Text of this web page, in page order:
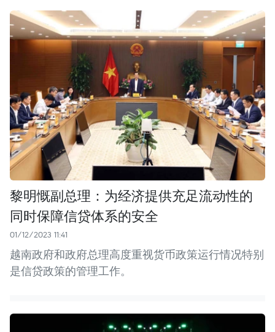
黎明慨副总理：为经济提供充足流动性的
同时保障信贷体系的安全
01/12/2023 11:41
越南政府和政府总理高度重视货币政策运行情况特别
是信贷政策的管理工作。